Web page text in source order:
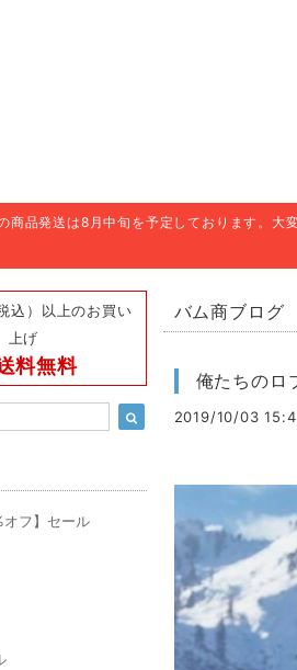
の商品発送は8月中旬を予定しております。
込）以上のお買い
上げ
料無料
オフ】セール
バム商ブログ
俺たちのロ
2019/10/03